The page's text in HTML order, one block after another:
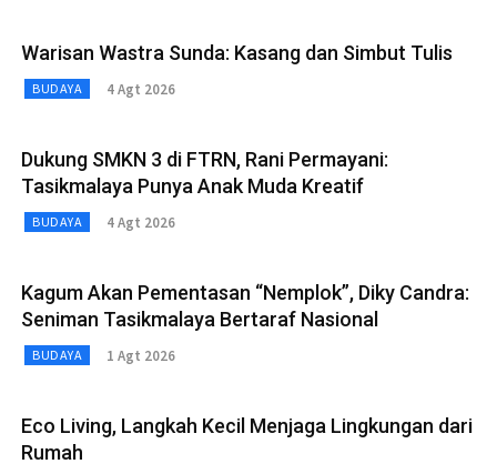
Warisan Wastra Sunda: Kasang dan Simbut Tulis
BUDAYA 4 Agt 2026
Dukung SMKN 3 di FTRN, Rani Permayani:
Tasikmalaya Punya Anak Muda Kreatif
BUDAYA 4 Agt 2026
Kagum Akan Pementasan “Nemplok”, Diky Candra:
Seniman Tasikmalaya Bertaraf Nasional
BUDAYA 1 Agt 2026
Eco Living, Langkah Kecil Menjaga Lingkungan dari
Rumah